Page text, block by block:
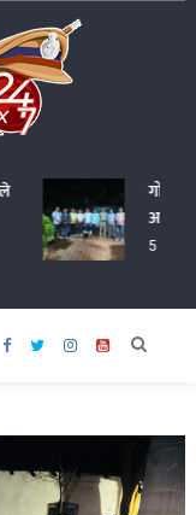
आणत १.१८
5 hours